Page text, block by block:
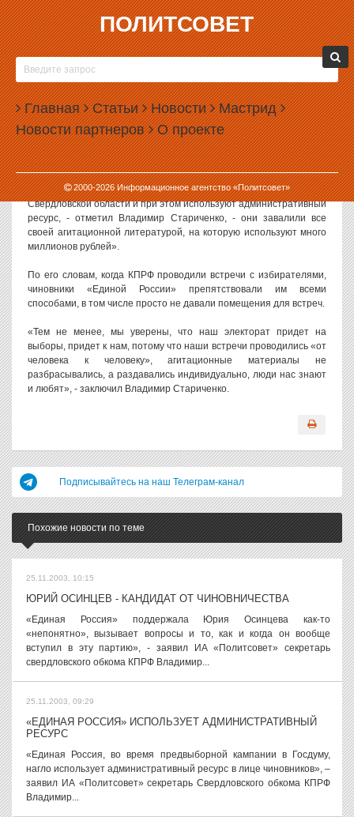
ПОЛИТСОВЕТ
Главная Статьи Новости Мастрид
Новости партнеров О проекте
2000-2026Информационное агентство «Политсовет»
02.12.2003, 11:05
КОММУНИСТЫ УВЕРЕНЫ В СВОЕМ
ЭЛЕКТОРАТЕ
«Многие партии крадут коммунистические лозунги и используют
их в своей агитации», - заявил ИА «Политсовет» секретарь
свердловского обкома КПРФ Владимир Стариченко.
«Кроме того, «Единая Россия» навязывает всем своих
кандидатов, которые не имеют никакого отношения к
Свердловской области и при этом используют административный
ресурс, - отметил Владимир Стариченко, - они завалили все
своей агитационной литературой, на которую используют много
миллионов рублей».
По его словам, когда КПРФ проводили встречи с избирателями,
чиновники «Единой России» препятствовали им всеми
способами, в том числе просто не давали помещения для встреч.
«Тем не менее, мы уверены, что наш электорат придет на
выборы, придет к нам, потому что наши встречи проводились «от
человека к человеку», агитационные материалы не
разбрасывались, а раздавались индивидуально, люди нас знают
и любят», - заключил Владимир Стариченко.
Подписывайтесь на наш Телеграм-канал
Похожие новости по теме
25.11.2003, 10:15
ЮРИЙ ОСИНЦЕВ - КАНДИДАТ ОТ ЧИНОВНИЧЕСТВА
«Единая Россия» поддержала Юрия Осинцева как-то
«непонятно», вызывает вопросы и то, как и когда он вообще
вступил в эту партию», - заявил ИА «Политсовет» секретарь
свердловского обкома КПРФ Владимир...
25.11.2003, 09:29
«ЕДИНАЯ РОССИЯ» ИСПОЛЬЗУЕТ АДМИНИСТРАТИВНЫЙ
РЕСУРС
«Единая Россия, во время предвыборной кампании в Госдуму,
нагло использует административный ресурс в лице чиновников», –
заявил ИА «Политсовет» секретарь Свердловского обкома КПРФ
Владимир...